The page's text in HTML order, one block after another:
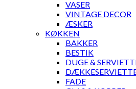
VASER
VINTAGE DECOR
ÆSKER
KØKKEN
BAKKER
BESTIK
DUGE &
FADE